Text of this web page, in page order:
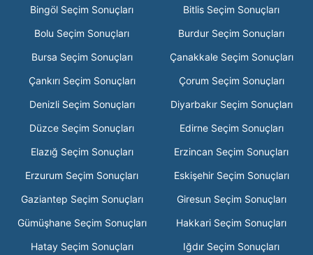
Bingöl Seçim Sonuçları
Bitlis Seçim Sonuçları
Bolu Seçim Sonuçları
Burdur Seçim Sonuçları
Bursa Seçim Sonuçları
Çanakkale Seçim Sonuçları
Çankırı Seçim Sonuçları
Çorum Seçim Sonuçları
Denizli Seçim Sonuçları
Diyarbakır Seçim Sonuçları
Düzce Seçim Sonuçları
Edirne Seçim Sonuçları
Elazığ Seçim Sonuçları
Erzincan Seçim Sonuçları
Erzurum Seçim Sonuçları
Eskişehir Seçim Sonuçları
Gaziantep Seçim Sonuçları
Giresun Seçim Sonuçları
Gümüşhane Seçim Sonuçları
Hakkari Seçim Sonuçları
Hatay Seçim Sonuçları
Iğdır Seçim Sonuçları